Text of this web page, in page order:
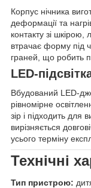
Корпус нічника
деформації та
контакту зі шкірою,
втрачає форму під
граней, що робить
LED-
Вбудований LED-
рівномірне
зір і підходить для
вирізняється
усього терміну
Технічні
Тип пристрою: